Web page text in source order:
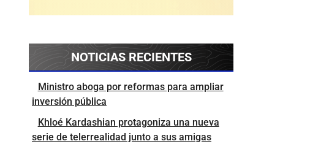
NOTICIAS RECIENTES
Ministro aboga por reformas para ampliar
inversión pública
Khloé Kardashian protagoniza una nueva
serie de telerrealidad junto a sus amigas